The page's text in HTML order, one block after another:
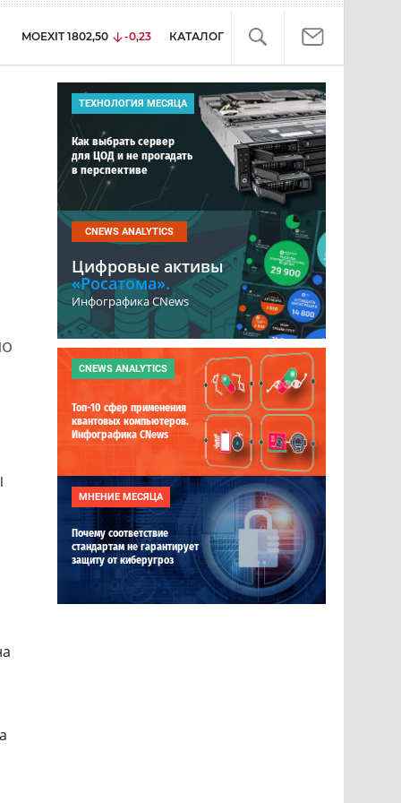
MOEXIT 1802,50 -0,23 КАТАЛОГ
ТЕХНОЛОГИЯ МЕСЯЦА
Как выбрать сервер
для ЦОД и не прогадать
в перспективе
CNEWS ANALYTICS
Цифровые активы
«Росатома».
Инфографика CNews
CNEWS ANALYTICS
Топ-10 сфер применения
квантовых компьютеров.
Инфографика CNews
МНЕНИЕ МЕСЯЦА
Почему соответствие
стандартам не гарантирует
защиту от киберугроз